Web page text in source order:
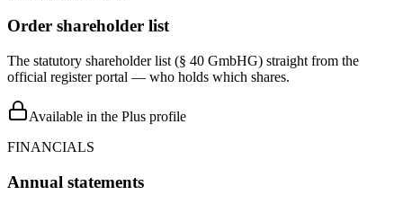
Order shareholder list
The statutory shareholder list (§ 40 GmbHG) straight from the
official register portal — who holds which shares.
Available in the Plus profile
FINANCIALS
Annual statements